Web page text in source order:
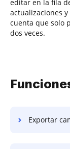
editar en la fila
actualizaciones
cuenta que solo
dos veces.
Exportar campo de